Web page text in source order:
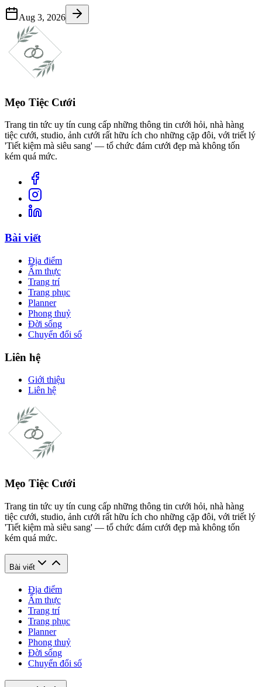
Aug 3, 2026
Mẹo Tiệc Cưới
Trang tin tức uy tín cung cấp những thông tin cưới hỏi, nhà hàng
tiệc cưới, studio, ảnh cưới rất hữu ích cho những cặp đôi, với triết lý
'Tiết kiệm mà siêu sang' — tổ chức đám cưới đẹp mà không tốn
kém quá mức.
Bài viết
Địa điểm
Ẩm thực
Trang trí
Trang phục
Planner
Phong thuỷ
Đời sống
Chuyển đổi số
Liên hệ
Giới thiệu
Liên hệ
Mẹo Tiệc Cưới
Trang tin tức uy tín cung cấp những thông tin cưới hỏi, nhà hàng
tiệc cưới, studio, ảnh cưới rất hữu ích cho những cặp đôi, với triết lý
'Tiết kiệm mà siêu sang' — tổ chức đám cưới đẹp mà không tốn
kém quá mức.
Bài viết
Địa điểm
Ẩm thực
Trang trí
Trang phục
Planner
Phong thuỷ
Đời sống
Chuyển đổi số